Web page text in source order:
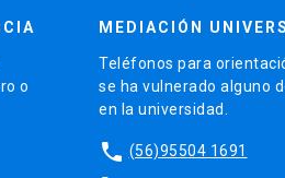
o
MEDIACIÓN
Teléfonos para
se ha vulnerado alguno
en la universidad.
phone (56)95504 1691